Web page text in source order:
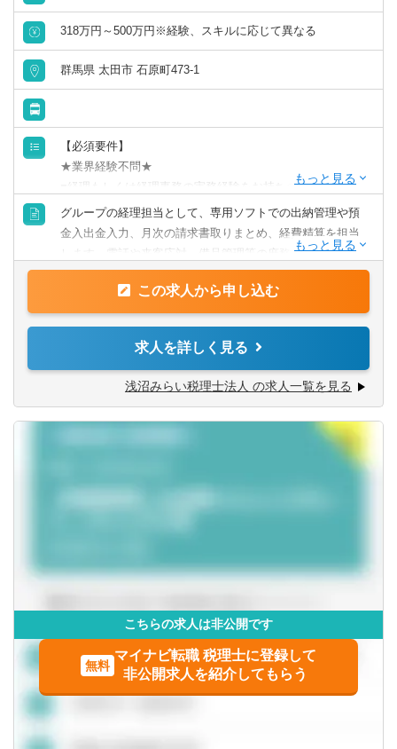
318万円～500万円※経験、スキルに応じて異なる
群馬県 太田市 石原町473-1
【必須要件】
★業界経験不問★
■経理もしくは経理事務の実務経験をお持ちの方
金融機関での勤務や、会計事務所等での労務知識がある方
は、培った知見を存分に発揮できます。
第一種運転免許普通自動車 必須
日商簿記検定3級 以上
【ご活躍頂ける方】
■自発的に業務へ取り組み、専門知識の習得に前向きな向上
心のある方
■将来的に経理の専門性を高め、長期的なキャリア形成を希
の基盤を支える重要な役割に大きなやりがいを感じる方が
日々活躍しています。
グループの経理担当として、専用ソフトでの出納管理や預
金入出金入力、月次の請求書取りまとめ、経費精算を担当
します。電話や来客応対、備品管理等の庶務も行い、円滑
に回るように組織を支えるポジションです。
【詳細】以下の業務を中心にお任せします。
■会計ソフトを用いた日常的な経理事務や債権管理、預金入
■電話や来客への応対、備品管理、郵送物対応といった総務
庶務全般
■個人の習熟度に応じた将来的な年次決算業務や専門的な管
運営を支える中核メンバーとして専門性の高い役割を目指
この求人から申し込む
求人を詳しく見る
浅沼みらい税理士法人 の求人一覧を見る
こちらの求人は非公開です
無料
マイナビ転職 税理士に登録して
非公開求人を紹介してもらう
鳥取県 島根県
岡山県
香川県
高知県
九州・沖縄
熊本県
鹿児島県